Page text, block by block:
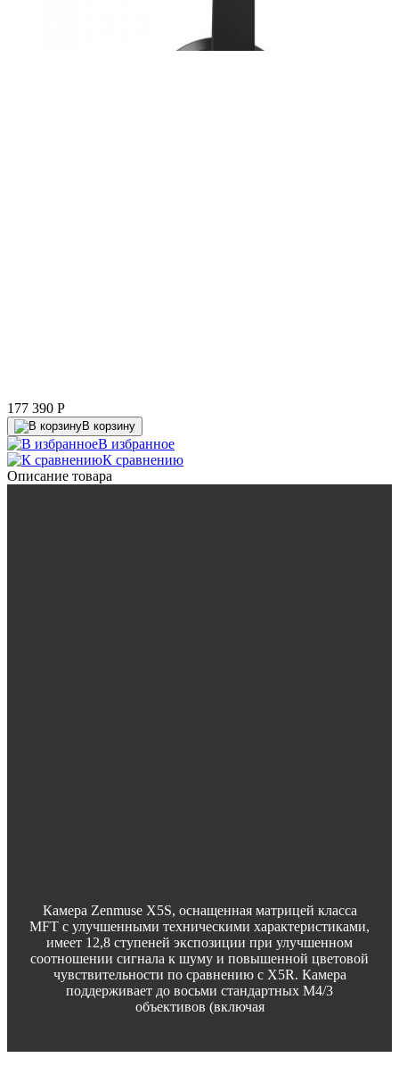
177 390 P
В корзину
В избранное
К сравнению
Описание товара
Камера Zenmuse X5S, оснащенная матрицей класса
MFT с улучшенными техническими характеристиками,
имеет 12,8 ступеней экспозиции при улучшенном
соотношении сигнала к шуму и повышенной цветовой
чувствительности по сравнению с X5R. Камера
поддерживает до восьми стандартных M4/3
объективов (включая